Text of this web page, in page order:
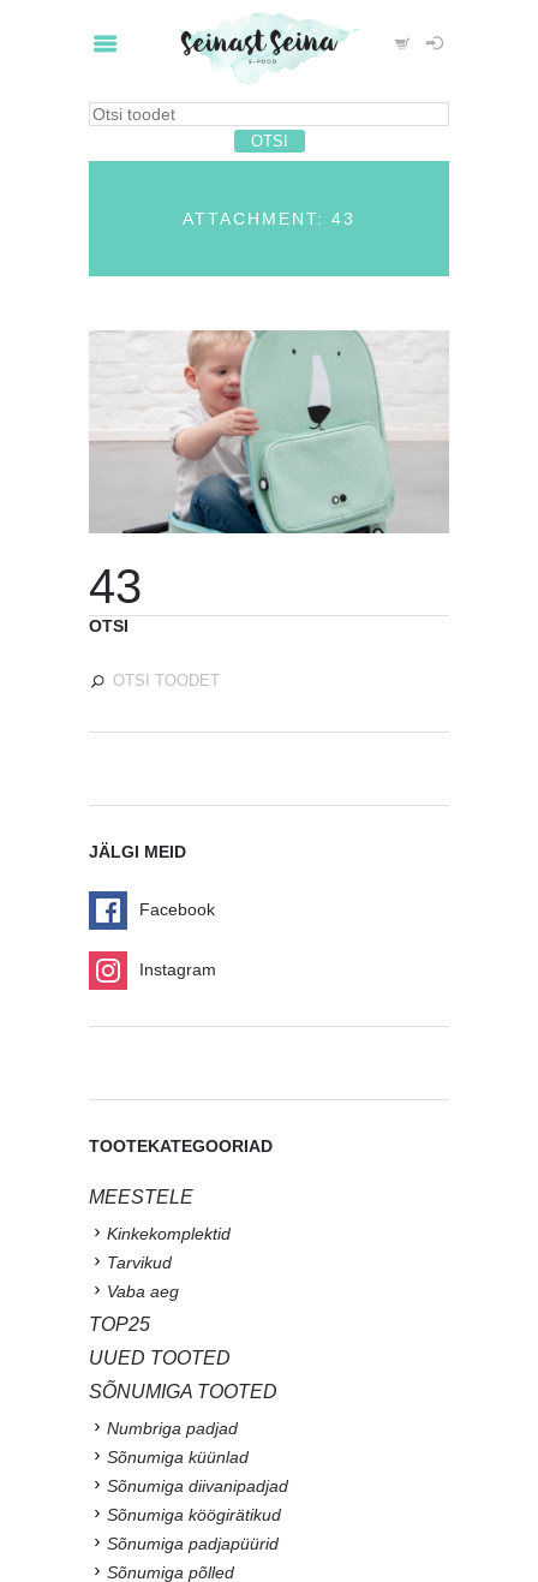
ATTACHMENT: 43
43
OTSI
JÄLGI MEID
Facebook
Instagram
TOOTEKATEGOORIAD
MEESTELE
Kinkekomplektid
Tarvikud
Vaba aeg
TOP25
UUED TOOTED
SÕNUMIGA TOOTED
Numbriga padjad
Sõnumiga küünlad
Sõnumiga diivanipadjad
Sõnumiga köögirätikud
Sõnumiga padjapüürid
Sõnumiga põlled